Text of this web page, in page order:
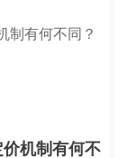
机制有何不